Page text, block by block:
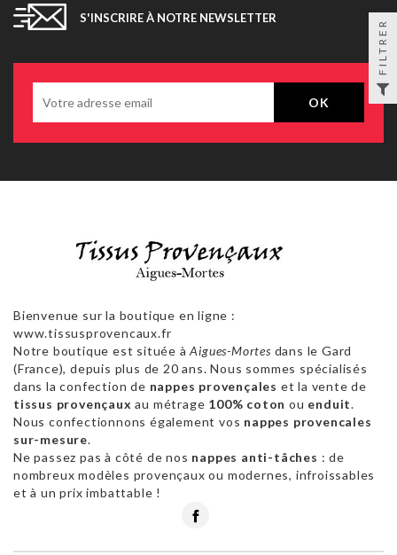
S'INSCRIRE À NOTRE NEWSLETTER
Bienvenue sur la boutique en ligne :
www.tissusprovencaux.fr
Notre boutique est située àAigues-Mortes dans le Gard
(France), depuis plus de 20 ans. Nous sommes spécialisés
dans la confection de nappes provençales et la vente de
tissus provençaux au métrage 100% coton ou enduit.
Nous confectionnons également vos nappes provencales
sur-mesure.
Ne passez pas à côté de nos nappes anti-tâches : de
nombreux modèles provençaux ou modernes, infroissables
et à un prix imbattable !
FILTRER